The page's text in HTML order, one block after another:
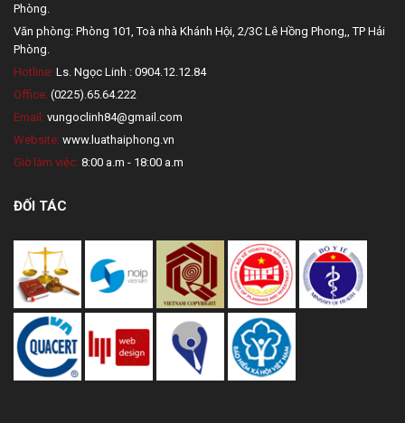
Phòng.
Văn phòng: Phòng 101, Toà nhà Khánh Hội, 2/3C Lê Hồng Phong,, TP Hải
Phòng.
Hotline: Ls. Ngọc Linh : 0904.12.12.84
Office: (0225).65.64.222
Email: vungoclinh84@gmail.com
Website: www.luathaiphong.vn
Giờ làm việc: 8:00 a.m - 18:00 a.m
ĐỐI TÁC